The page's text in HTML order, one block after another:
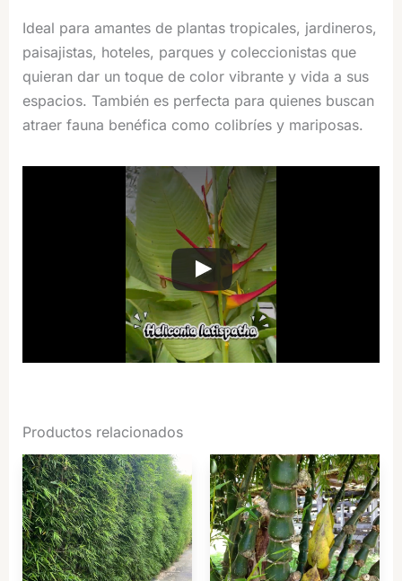
Ideal para amantes de plantas tropicales, jardineros,
paisajistas, hoteles, parques y coleccionistas que
quieran dar un toque de color vibrante y vida a sus
espacios. También es perfecta para quienes buscan
atraer fauna benéfica como colibríes y mariposas.
Productos relacionados